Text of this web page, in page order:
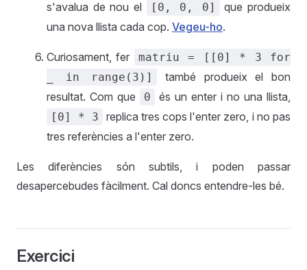
s'avalua de nou el [0, 0, 0]
que produeix
una nova llista cada cop. Vegeu-ho.
Curiosament, fer
matriu = [[0] * 3 for
_ in range(3)]
també produeix el bon
resultat. Com que
0 és un enter i no una llista,
[0] * 3
replica tres cops l'enter zero, i no pas
tres referències a l'enter zero.
Les diferències són subtils, i poden passar
desapercebudes fàcilment. Cal doncs entendre-les bé.
Exercici